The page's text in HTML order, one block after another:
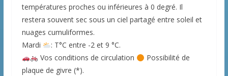
températures proches ou inférieures à 0 degré. Il
restera souvent sec sous un ciel partagé entre soleil et
nuages cumuliformes.
Mardi
: T°C entre -2 et 9 °C.
Vos conditions de circulation
Possibilité de
plaque de givre (*).